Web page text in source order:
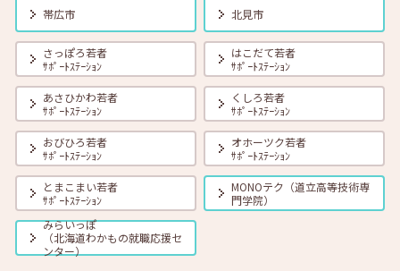
2026年08月01日(土) 在職者 学生
【釧路・対面】8月20日（木）就勝塾 いまさら聞けないビジネスマナ
ー 13:30～14:30
2026年08月01日(土) 在職者 学生
【オンライン】8月20日（木）ビジネスコミュニケーション 報・連・
相 14:00～14:30
2026年08月01日(土) 在職者 学生 求職者
【札幌・対面】8月21日（金）おさえておきたい 「面接の基本とマナ
ー」 14:00～15:00
帯広市 北見市
さっぽろ若者
ｻﾎﾟｰﾄｽﾃｰｼｮﾝ
はこだて若者
ｻﾎﾟｰﾄｽﾃｰｼｮﾝ
あさひかわ若者
ｻﾎﾟｰﾄｽﾃｰｼｮﾝ
くしろ若者
ｻﾎﾟｰﾄｽﾃｰｼｮﾝ
おびひろ若者
ｻﾎﾟｰﾄｽﾃｰｼｮﾝ
オホーツク若者
ｻﾎﾟｰﾄｽﾃｰｼｮﾝ
とまこまい若者
ｻﾎﾟｰﾄｽﾃｰｼｮﾝ
MONOテク（道立高等技術専
門学院）
みらいっぽ
（北海道わかもの就職応援セ
ンター）